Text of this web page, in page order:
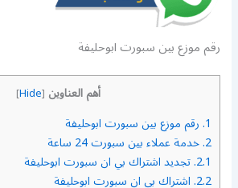
رقم موزع بين سبورت ابوحليفة
أهم العناوين [
Hide
]
1. رقم موزع بين سبورت ابوحليفة
2. خدمة عملاء بين سبورت 24 ساعة
2.1. تجديد اشتراك بي ان سبورت ابوحليفة
2.2. اشتراك بي ان سبورت ابوحليفة